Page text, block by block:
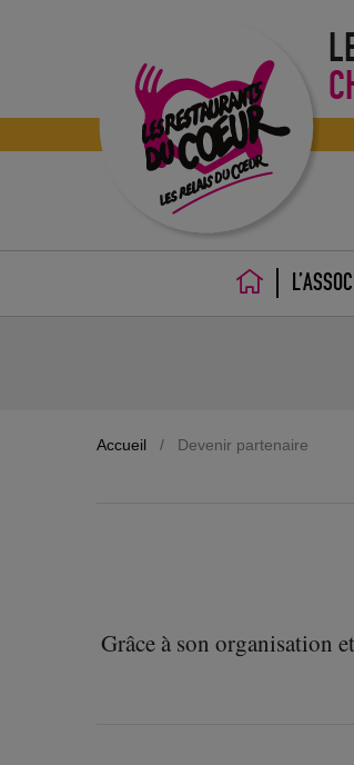
ACCUEIL
Accueil / Devenir partenaire
Grâce à son organisation